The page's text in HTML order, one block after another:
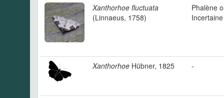
Xanthorhoe fluctuata
(Linnaeus, 1758)
Phalène
Incertaine
Xanthorhoe Hübner, 1825 -